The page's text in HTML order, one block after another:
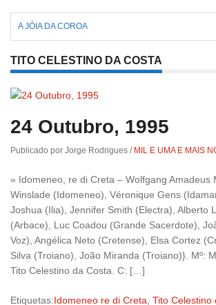
A JÓIA DA COROA
TITO CELESTINO DA COSTA
24 Outubro, 1995
Publicado por Jorge Rodrigues / MIL E UMA E MAIS
» Idomeneo, re di Creta – Wolfgang Amadeus
Winslade (Idomeneo), Véronique Gens
Joshua (Ilia), Jennifer Smith (Electra), Alberto
(Arbace), Luc Coadou (Grande Sacerdote),
Voz), Angélica Neto (Cretense), Elsa Cortez
Silva (Troiano), João Miranda (Troiano)}. Mº:
Tito Celestino da Costa. C: […]
Etiquetas:Idomeneo re di Creta, Tito Celestino